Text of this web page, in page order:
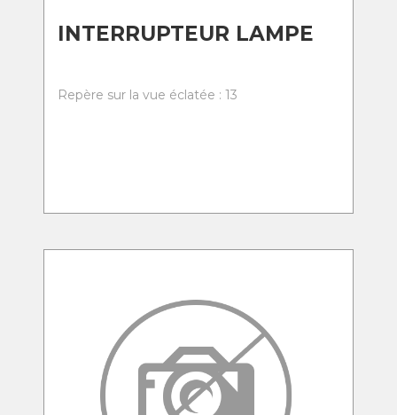
INTERRUPTEUR LAMPE
Repère sur la vue éclatée : 13